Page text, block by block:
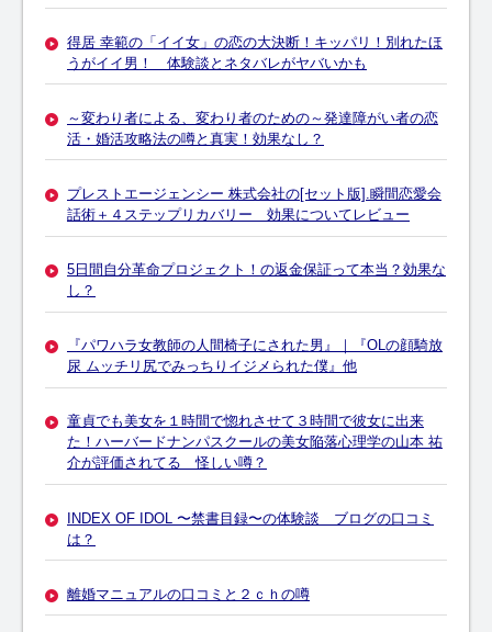
得居 幸範の「イイ女」の恋の大決断！キッパリ！別れたほ
うがイイ男！ 体験談とネタバレがヤバいかも
～変わり者による、変わり者のための～発達障がい者の恋
活・婚活攻略法の噂と真実！効果なし？
プレストエージェンシー 株式会社の[セット版].瞬間恋愛会
話術＋４ステップリカバリー 効果についてレビュー
5日間自分革命プロジェクト！の返金保証って本当？効果な
し？
『パワハラ女教師の人間椅子にされた男』｜『OLの顔騎放
尿 ムッチリ尻でみっちりイジメられた僕』他
童貞でも美女を１時間で惚れさせて３時間で彼女に出来
た！ハーバードナンパスクールの美女陥落心理学の山本 祐
介が評価されてる 怪しい噂？
INDEX OF IDOL 〜禁書目録〜の体験談 ブログの口コミ
は？
離婚マニュアルの口コミと２ｃｈの噂